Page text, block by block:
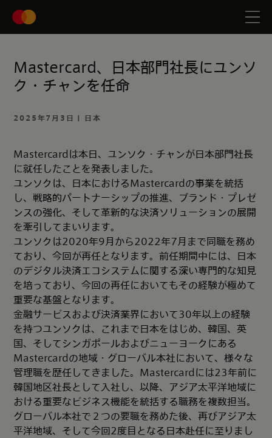
Mastercard、日本部門社長にユンソ
ク・チャンを任命
2025年7月3日 | 日本
Mastercardは本日、ユンソク・チャンが日本部門社長
に就任したことを発表しました。
ユンソクは、日本におけるMastercardの事業を統括
し、戦略的パートナーシップの推進、ブランド・プレゼ
ンスの強化、そして革新的な決済ソリューションの展開
を牽引してまいります。
ユンソクは2020年9月から2022年7月まで同職を務め
ており、今回が再任となります。前任期間中には、日本
のデジタル決済エコシステムに関する深い専門的な知見
を培っており、今回の再任においてもその経験が極めて
重要な基盤となります。
金融サービスおよび決済業界において30年以上の経験
を持つユンソクは、これまで日本をはじめ、韓国、英
国、そしてシンガポールおよびニューヨークにある
Mastercardの地域・グローバル本社において、様々な
管理職を歴任してきました。Mastercardには23年前に
韓国地区社長として入社し、以降、アジア太平洋地域に
おける重要なビジネス機能を統括する職務を複数担当。
グローバル本社で２つの要職を務めた後、再びアジア太
平洋地域、そして今回2度目となる日本赴任に至りまし